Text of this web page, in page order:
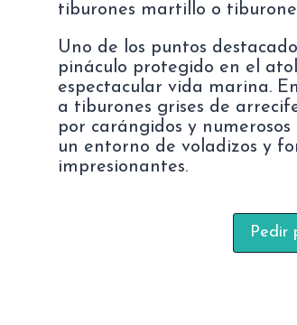
tiburones martillo o
Uno de los puntos
pináculo protegido en el
espectacular vida marina.
a tiburones grises de
por carángidos y
un entorno de voladizos y
impresionantes.
Pedir